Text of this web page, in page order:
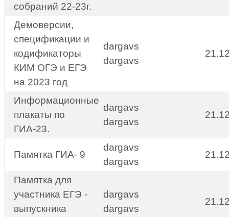
собраний 22-23г.
Демоверсии,
спецификации и
кодификаторы
КИМ ОГЭ и ЕГЭ
на 2023 год
dargavs
dargavs
Информационные
плакаты по
ГИА-23.
dargavs
dargavs
Памятка ГИА- 9
dargavs
dargavs
Памятка для
участника ЕГЭ -
выпускника
dargavs
dargavs